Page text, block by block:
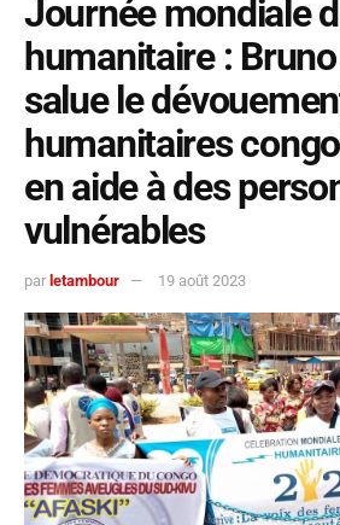
Journée mondiale
humanitaire :
salue le
humanitaires
en aide à des
vulnérables
par letambour 19 août 2023